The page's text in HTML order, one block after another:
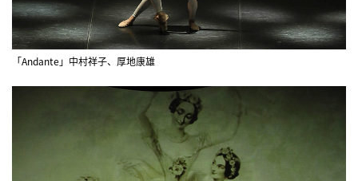
「Andante」中村祥子、厚地康雄